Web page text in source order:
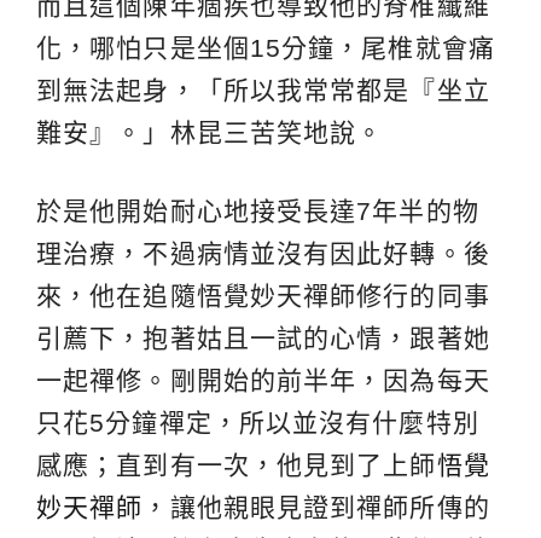
化，哪怕只是坐個15分鐘，尾椎就會痛
到無法起身，「所以我常常都是『坐立
難安』。」林昆三苦笑地說。
於是他開始耐心地接受長達7年半的物
理治療，不過病情並沒有因此好轉。後
來，他在追隨悟覺妙天禪師修行的同事
引薦下，抱著姑且一試的心情，跟著她
一起禪修。剛開始的前半年，因為每天
只花5分鐘禪定，所以並沒有什麼特別
感應；直到有一次，他見到了上師悟覺
妙天禪師 ，讓他親眼見證到禪師所傳的